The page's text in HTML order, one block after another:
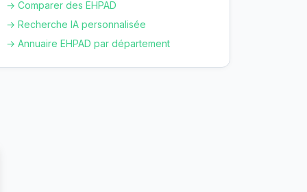
→ Comparer des EHPAD
→ Recherche IA personnalisée
→ Annuaire EHPAD par département